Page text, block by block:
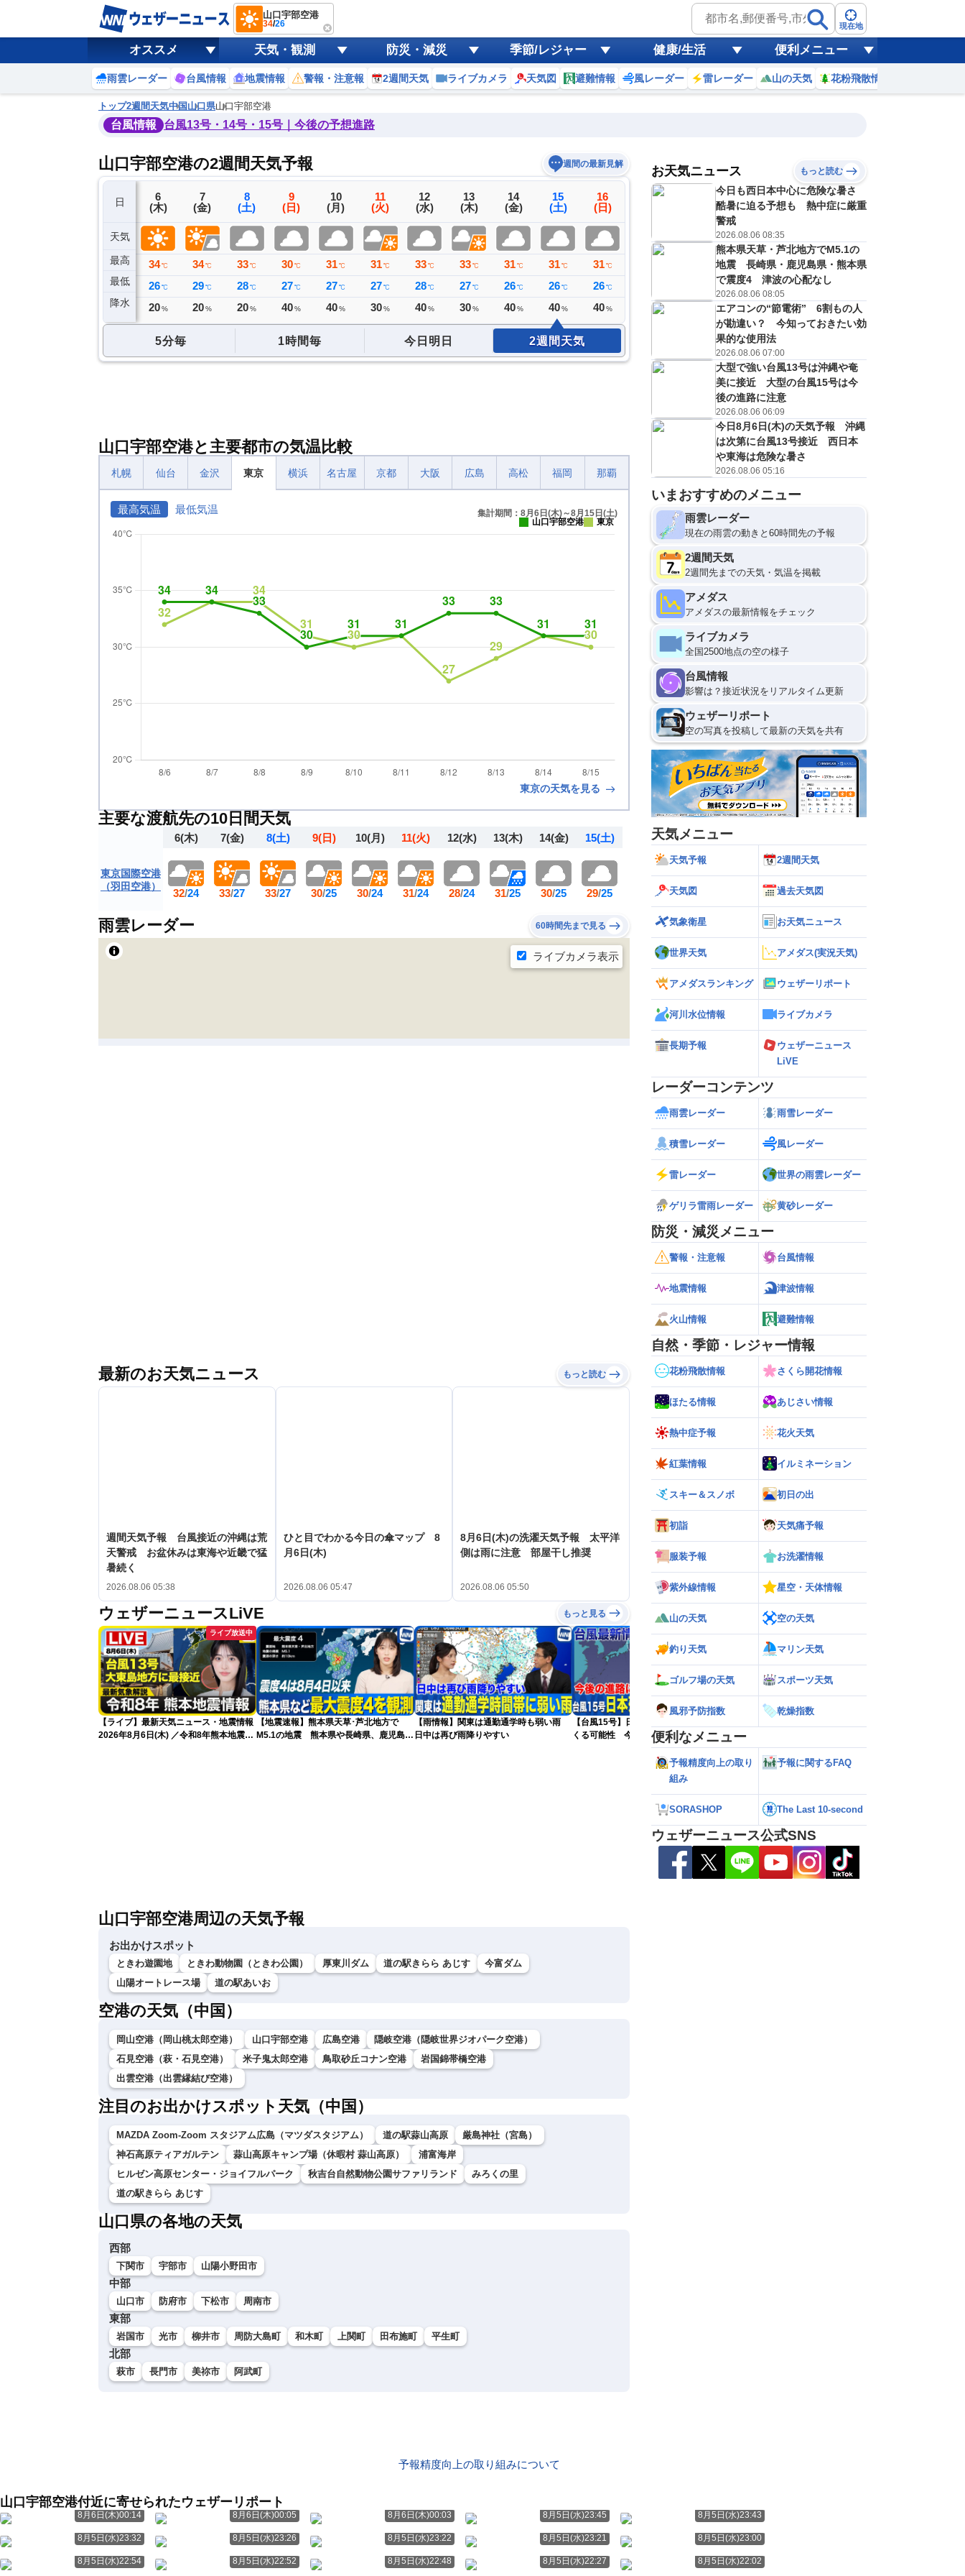
山口宇部空港
34/26 現在地
オススメ 天気・観測 防災・減災 季節/レジャー 健康/生活 便利メニュー
雨雲レーダー 台風情報 地震情報 警報・注意報 2週間天気 ライブカメラ 天気図 避難情報 風レーダー 雷レーダー 山の天気 花粉飛散情報
トップ2週間天気中国 山口県山口宇部空港
台風情報 台風13号・14号・15号｜今後の予想進路
山口宇部空港の2週間天気予報 週間の最新見解
日
天気
最高
最低
降水
5
(水)
32℃
27℃
ミリ
6
(木)
34 ℃
26 ℃
20 %
7
(金)
34℃
29 ℃
20 %
8
(土)
33 ℃
28 ℃
20 %
9
(日)
30 ℃
27 ℃
40 %
10
(月)
31℃
27℃
40%
11
(火)
31℃
27℃
30%
12
(水)
33℃
28℃
40%
13
(木)
33℃
27℃
30%
14
(金)
31 ℃
26 ℃
40 %
15
(土)
31 ℃
26 ℃
40 %
16
(日)
31 ℃
26 ℃
40 %
17
%
19
(水)
C
32
26℃
20%
20
(木)
D
31 ℃
26
10%
予報の
信頼度
B
C
D
E
低
5分毎 1時間毎 今日明日 2週間天気
山口宇部空港と主要都市の気温比較
札幌 仙台 金沢 東京 横浜 名古屋 京都 大阪 広島 高松 福岡 那覇
最高気温 最低気温
集計期間：8月6日(木)～8月15日(土)
山口宇部空港
東京
東京の天気を見る
主要な渡航先の10日間天気
東京国際空港
（羽田空港）
6(木)
32/24
7(金)
33/27
8(土)
33/27
9(日)
30/25
10(月)
30/24
11(火)
31/24
12(水)
28/24
13(木)
31/25
14(金)
30/25
15(土)
29/25
雨雲レーダー 60時間先まで見る
最新のお天気ニュース もっと読む
週間天気予報 台風接近の沖縄は荒
天警戒 お盆休みは東海や近畿で猛
暑続く
2026.08.06 05:38
ひと目でわかる今日の傘マップ 8
月6日(木)
2026.08.06 05:47
8月6日(木)の洗濯天気予報 太平洋
側は雨に注意 部屋干し推奨
2026.08.06 05:50
ウェザーニュースLiVE もっと見る
ライブ放送中
【ライブ】最新天気ニュース・地震情報
2026年8月6日(木) ／令和8年熊本地震情
【地震速報】熊本県天草･芦北地方で
M5.1の地震 熊本県や長崎県、鹿児島県
【雨情報】関東は通勤通学時も弱い雨
日中は再び雨降りやすい
【台風15号】日本の東の海上に近づいて
くる可能性 今後の進路に注意（6日3時 接近前から荒天のおそれ（6日5時更新）
山口宇部空港周辺の天気予報
お出かけスポット
ときわ遊園地 ときわ動物園（ときわ公園） 厚東川ダム 道の駅きらら あじす
今富ダム
山陽オートレース場
道の駅あいお
空港の天気（中国）
岡山空港（岡山桃太郎空港） 山口宇部空港 広島空港
隠岐空港（隠岐世界ジオパーク空港）
石見空港（萩・石見空港）
米子鬼太郎空港 鳥取砂丘コナン空港
岩国錦帯橋空港
出雲空港（出雲縁結び空港）
注目のお出かけスポット天気（中国）
MAZDA Zoom-Zoom スタジアム広島（マツダスタジアム） 道の駅蒜山高原
厳島神社（宮島）
神石高原ティアガルテン
蒜山高原キャンプ場（休暇村 蒜山高原）
浦富海岸
ヒルゼン高原センター・ジョイフルパーク
秋吉台自然動物公園サファリランド
みろくの里
道の駅きらら あじす
山口県の各地の天気
西部
下関市 宇部市 山陽小野田市
中部
山口市 防府市 下松市 周南市
東部
岩国市 光市 柳井市 周防大島町 和木町 上関町 田布施町 平生町
北部
萩市 長門市 美祢市 阿武町
お天気ニュース もっと読む
今日も西日本中心に危険な暑さ
酷暑に迫る予想も 熱中症に厳重
警戒
2026.08.06 08:35
熊本県天草・芦北地方でM5.1の
地震 長崎県・鹿児島県・熊本県
で震度4 津波の心配なし
2026.08.06 08:05
エアコンの“節電術” 6割もの人
が勘違い？ 今知っておきたい効
果的な使用法
2026.08.06 07:00
大型で強い台風13号は沖縄や奄
美に接近 大型の台風15号は今
後の進路に注意
2026.08.06 06:09
今日8月6日(木)の天気予報 沖縄
は次第に台風13号接近 西日本
や東海は危険な暑さ
2026.08.06 05:16
いまおすすめのメニュー
雨雲レーダー
現在の雨雲の動きと60時間先の予報
2週間天気
2週間先までの天気・気温を掲載
アメダス
アメダスの最新情報をチェック
ライブカメラ
全国2500地点の空の様子
台風情報
影響は？接近状況をリアルタイム更新
ウェザーリポート
空の写真を投稿して最新の天気を共有
天気メニュー
天気予報 2週間天気
天気図 過去天気図
気象衛星 お天気ニュース
世界天気 アメダス(実況天気)
アメダスランキング ウェザーリポート
河川水位情報 ライブカメラ
長期予報
ウェザーニュース
LiVE
レーダーコンテンツ
雨雲レーダー 雨雪レーダー
積雪レーダー 風レーダー
雷レーダー 世界の雨雲レーダー
ゲリラ雷雨レーダー 黄砂レーダー
防災・減災メニュー
警報・注意報 台風情報
地震情報 津波情報
火山情報 避難情報
自然・季節・レジャー情報
花粉飛散情報 さくら開花情報
ほたる情報 あじさい情報
熱中症予報 花火天気
紅葉情報 イルミネーション
スキー＆スノボ 初日の出
初詣 天気痛予報
服装予報 お洗濯情報
紫外線情報 星空・天体情報
山の天気 空の天気
釣り天気 マリン天気
ゴルフ場の天気 スポーツ天気
風邪予防指数 乾燥指数
便利なメニュー
予報精度向上の取り
組み
予報に関するFAQ
SORASHOP The Last 10-second
ウェザーニュース公式SNS
予報精度向上の取り組みについて
山口宇部空港付近に寄せられたウェザーリポート
8月6日(木)00:14 8月6日(木)00:05 8月6日(木)00:03 8月5日(水)23:45 8月5日(水)23:43
8月5日(水)23:32 8月5日(水)23:26 8月5日(水)23:22 8月5日(水)23:21 8月5日(水)23:00
8月5日(水)22:54 8月5日(水)22:52 8月5日(水)22:48 8月5日(水)22:27 8月5日(水)22:02